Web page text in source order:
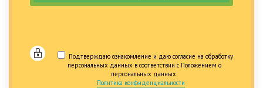
Подтверждаю ознакомление и даю согласие на обработку
персональных данных в соответствии с Положением о
персональных данных.
Политика конфиденциальности